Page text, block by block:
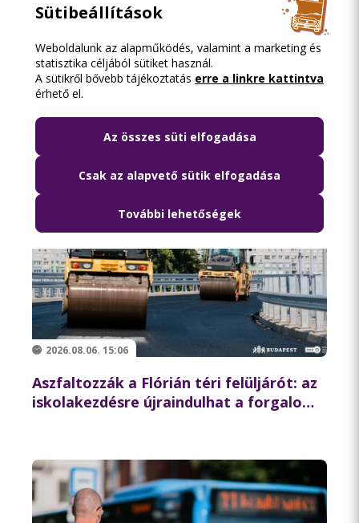
Lezárják péntek hajnalban a Szabadság
híd környékét
2026.08.06. 15:06
Aszfaltozzák a Flórián téri felüljárót: az
iskolakezdésre újraindulhat a forgalom
Sütibeállítások
Weboldalunk az alapműködés, valamint a marketing és
statisztika céljából sütiket használ.
A sütikről bővebb tájékoztatás erre a linkre kattintva
érhető el.
Az összes süti elfogadása
Csak az alapvető sütik elfogadása
További lehetőségek